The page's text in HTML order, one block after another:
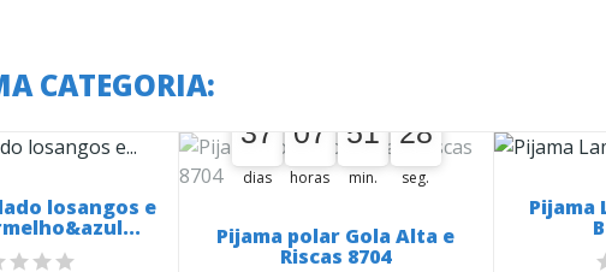
CATEGORIA:
losangos e
37
37
00
dias
07
07
00
horas
51
51
00
min.
28
27
28
seg.
Pijama polar Gola Alta e
Riscas 8704
Pijama